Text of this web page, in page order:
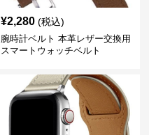
¥2,280 (税込)
腕時計ベルト 本革レザー交換用
スマートウォッチベルト